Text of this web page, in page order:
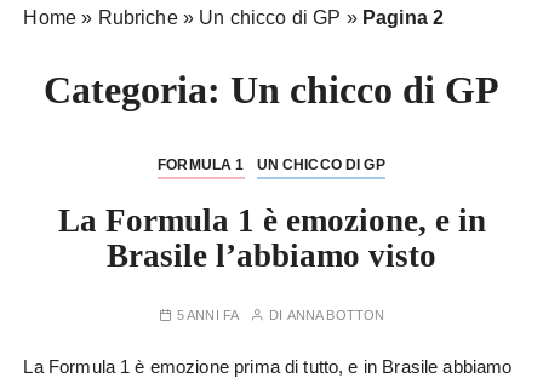
Home » Rubriche» Un chicco di GP » Pagina 2
Categoria: Un chicco di GP
FORMULA 1 UN CHICCO DI GP
La Formula 1 è emozione, e in
Brasile l’abbiamo visto
5 ANNI FA DI ANNA BOTTON
La Formula 1 è emozione prima di tutto, e in Brasile abbiamo